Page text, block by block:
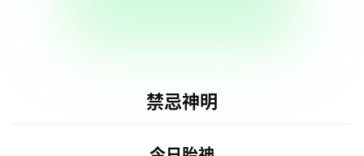
禁忌神明